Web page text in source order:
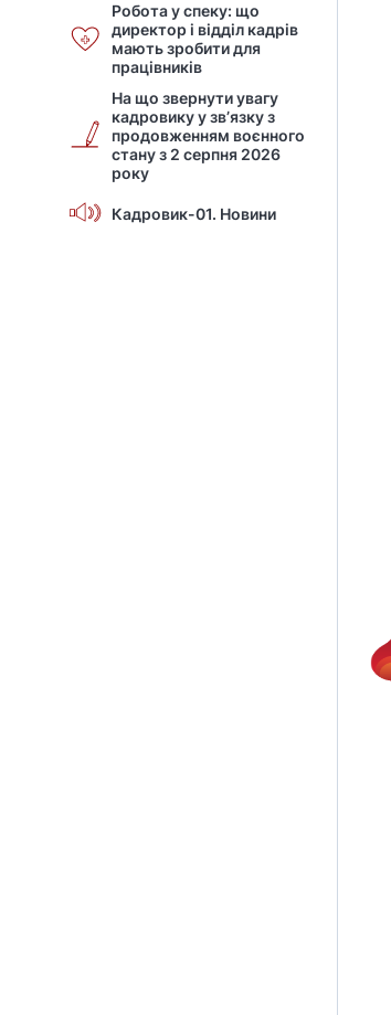
Робота у спеку: що
директор і відділ кадрів
мають зробити для
працівників
На що звернути увагу
кадровику у зв’язку з
продовженням воєнного
стану з 2 серпня 2026
року
Кадровик-01. Новини